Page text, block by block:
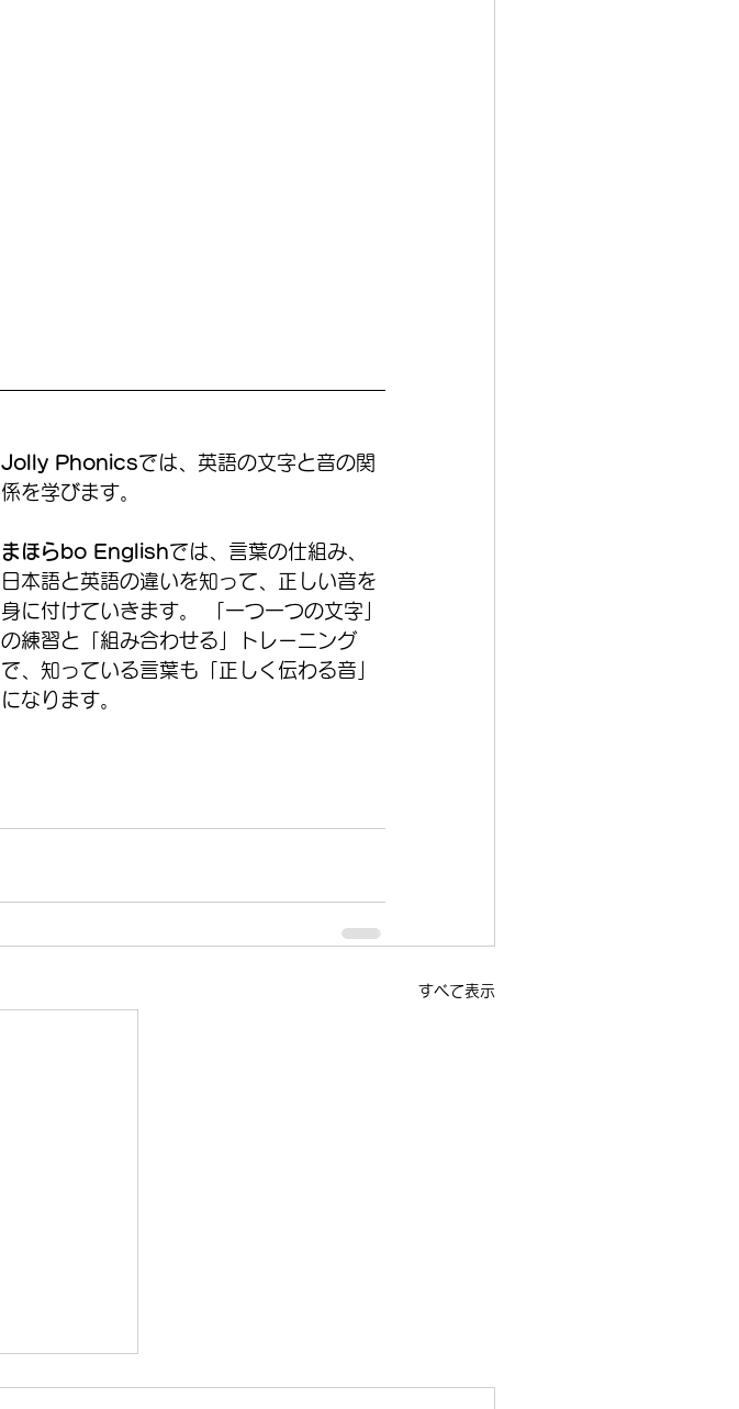
Jolly Phonicsでは、英語の文字と音の関
係を学びます。
まほらbo Englishでは、言葉の仕組み、
日本語と英語の違いを知って、正しい音を
身に付けていきます。 「一つ一つの文字」
の練習と「組み合わせる」トレーニング
で、知っている言葉も「正しく伝わる音」
になります。
すべて表示